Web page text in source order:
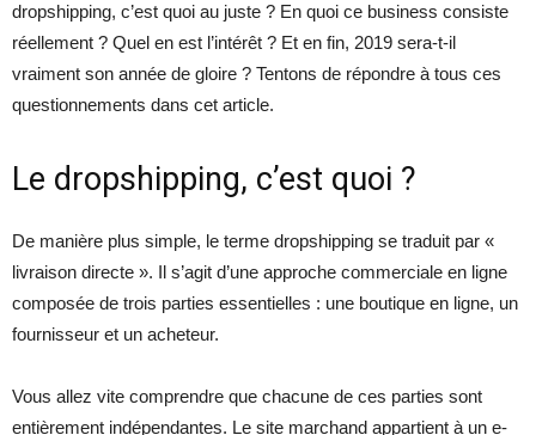
dropshipping, c’est quoi au juste ? En quoi ce business consiste
réellement ? Quel en est l’intérêt ? Et en fin, 2019 sera-t-il
vraiment son année de gloire ? Tentons de répondre à tous ces
questionnements dans cet article.
Le dropshipping, c’est quoi ?
De manière plus simple, le terme dropshipping se traduit par «
livraison directe ». Il s’agit d’une approche commerciale en ligne
composée de trois parties essentielles : une boutique en ligne, un
fournisseur et un acheteur.
Vous allez vite comprendre que chacune de ces parties sont
entièrement indépendantes. Le site marchand appartient à un e-